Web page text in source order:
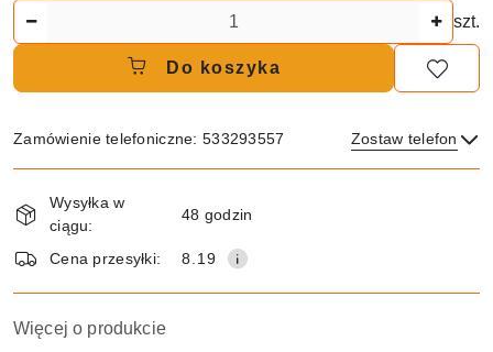
szt.
Do koszyka
Zamówienie telefoniczne: 533293557 Zostaw telefon
i
dostawa
Wysyłka w
ciągu:
48 godzin
Cena przesyłki: 8.19
Więcej o produkcie